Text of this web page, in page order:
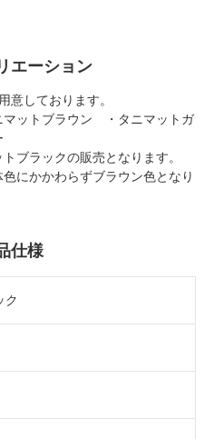
エーション
意しております。
ットブラウン ・タニマットガ
ブラックの販売となります。
にかかわらずブラウン色となり
仕様
ク